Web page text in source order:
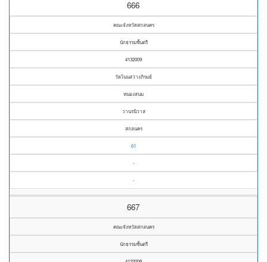
666
คณะจังหวัดสกลนคร
นักธรรมชั้นตรี
4132009
วัดโนนสว่างภิรมย์
หนองสนม
วานรนิวาส
สกลนคร
61
-
-
667
คณะจังหวัดสกลนคร
นักธรรมชั้นตรี